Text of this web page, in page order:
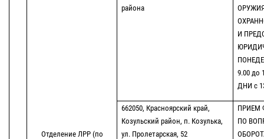
Отделение ЛРР (по
района
И
9.00 до
ДНИ с
662050, Красноярский край,
Козульский район, п. Козулька,
ул. Пролетарская, 52
ПРИЕМ
ПО